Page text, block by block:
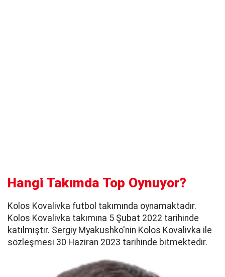
Hangi Takımda Top Oynuyor?
Kolos Kovalivka futbol takımında oynamaktadır.
Kolos Kovalivka takımına 5 Şubat 2022 tarihinde
katılmıştır. Sergiy Myakushko'nin Kolos Kovalivka ile
sözleşmesi 30 Haziran 2023 tarihinde bitmektedir.